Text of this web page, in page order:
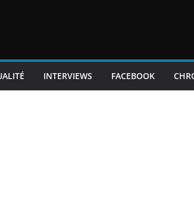
INTERVIEWS FACEBOOK